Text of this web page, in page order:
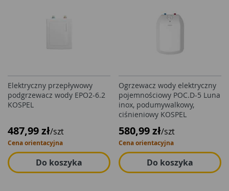
Elektryczny przepływowy
podgrzewacz wody EPO2-6.2
KOSPEL
487,99 zł/szt
Cena orientacyjna
Do koszyka
Ogrzewacz wody elektryczny
pojemnościowy POC.D-5 Luna
inox, podumywalkowy,
ciśnieniowy KOSPEL
580,99 zł/szt
Cena orientacyjna
Do koszyka